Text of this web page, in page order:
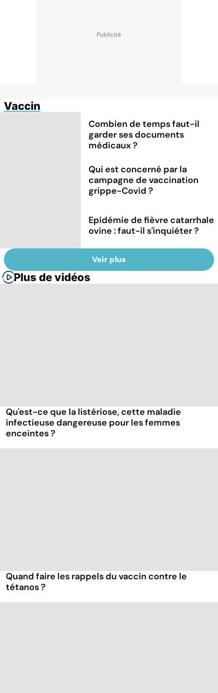
Vaccin
Combien de temps faut-il
garder ses documents
médicaux ?
Qui est concerné par la
campagne de vaccination
grippe-Covid ?
Epidémie de fièvre catarrhale
ovine : faut-il s'inquiéter ?
Voir plus
Plus de vidéos
Qu'est-ce que la listériose, cette maladie
infectieuse dangereuse pour les femmes
enceintes ?
Quand faire les rappels du vaccin contre le
tétanos ?